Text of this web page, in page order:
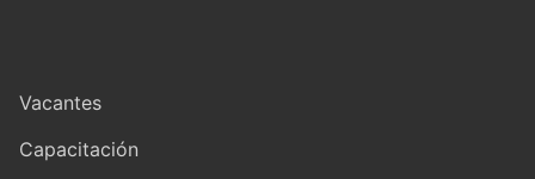
Vacantes
Capacitación